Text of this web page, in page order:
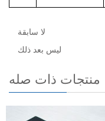
لا سابقة
ليس بعد ذلك
منتجات ذات صله